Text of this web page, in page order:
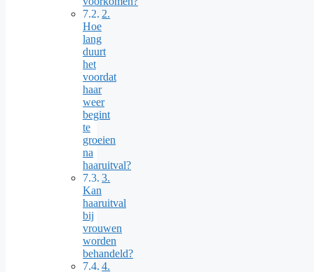
2.
Hoe
lang
duurt
het
voordat
haar
weer
begint
te
groeien
na
haaruitval?
3.
Kan
haaruitval
bij
vrouwen
worden
behandeld?
4.